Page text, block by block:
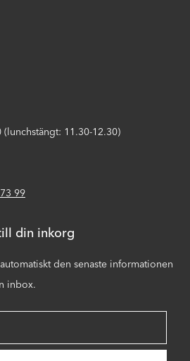
11.30-12.30)
99
din inkorg
den senaste informationen
inbox.